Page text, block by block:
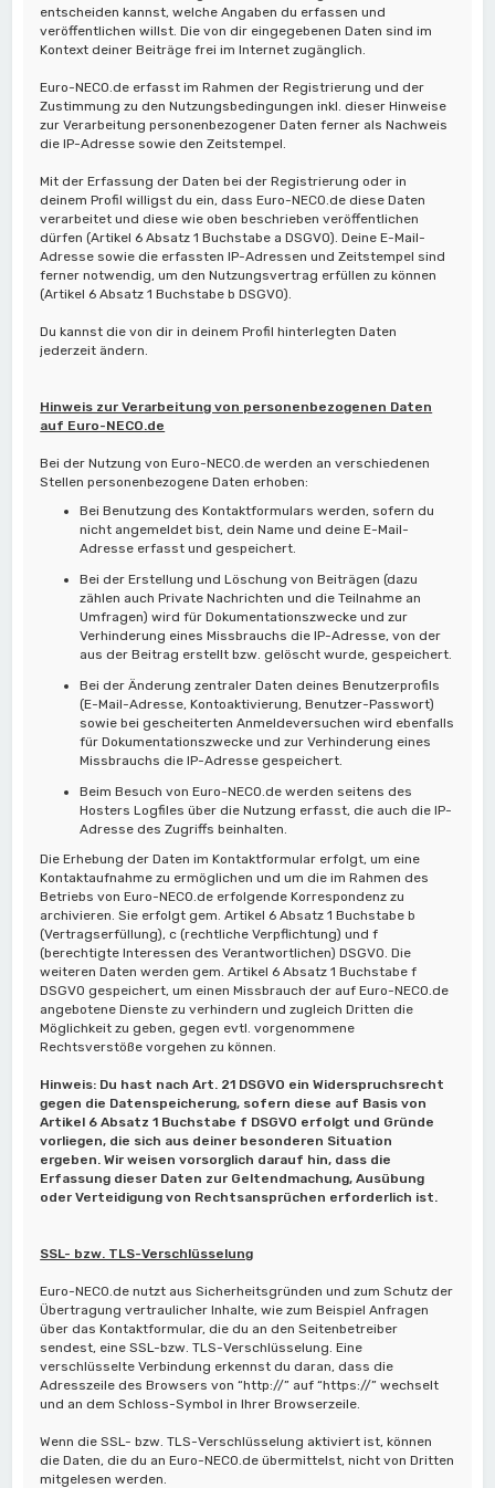
entscheiden kannst, welche Angaben du erfassen und
veröffentlichen willst. Die von dir eingegebenen Daten sind im
Kontext deiner Beiträge frei im Internet zugänglich.
Euro-NECO.de erfasst im Rahmen der Registrierung und der
Zustimmung zu den Nutzungsbedingungen inkl. dieser Hinweise
zur Verarbeitung personenbezogener Daten ferner als Nachweis
die IP-Adresse sowie den Zeitstempel.
Mit der Erfassung der Daten bei der Registrierung oder in
deinem Profil willigst du ein, dass Euro-NECO.de diese Daten
verarbeitet und diese wie oben beschrieben veröffentlichen
dürfen (Artikel 6 Absatz 1 Buchstabe a DSGVO). Deine E-Mail-
Adresse sowie die erfassten IP-Adressen und Zeitstempel sind
ferner notwendig, um den Nutzungsvertrag erfüllen zu können
(Artikel 6 Absatz 1 Buchstabe b DSGVO).
Du kannst die von dir in deinem Profil hinterlegten Daten
jederzeit ändern.
Hinweis zur Verarbeitung von personenbezogenen Daten
auf Euro-NECO.de
Bei der Nutzung von Euro-NECO.de werden an verschiedenen
Stellen personenbezogene Daten erhoben:
Bei Benutzung des Kontaktformulars werden, sofern du
nicht angemeldet bist, dein Name und deine E-Mail-
Adresse erfasst und gespeichert.
Bei der Erstellung und Löschung von Beiträgen (dazu
zählen auch Private Nachrichten und die Teilnahme an
Umfragen) wird für Dokumentationszwecke und zur
Verhinderung eines Missbrauchs die IP-Adresse, von der
aus der Beitrag erstellt bzw. gelöscht wurde, gespeichert.
Bei der Änderung zentraler Daten deines Benutzerprofils
(E-Mail-Adresse, Kontoaktivierung, Benutzer-Passwort)
sowie bei gescheiterten Anmeldeversuchen wird ebenfalls
für Dokumentationszwecke und zur Verhinderung eines
Missbrauchs die IP-Adresse gespeichert.
Beim Besuch von Euro-NECO.de werden seitens des
Hosters Logfiles über die Nutzung erfasst, die auch die IP-
Adresse des Zugriffs beinhalten.
Die Erhebung der Daten im Kontaktformular erfolgt, um eine
Kontaktaufnahme zu ermöglichen und um die im Rahmen des
Betriebs von Euro-NECO.de erfolgende Korrespondenz zu
archivieren. Sie erfolgt gem. Artikel 6 Absatz 1 Buchstabe b
(Vertragserfüllung), c (rechtliche Verpflichtung) und f
(berechtigte Interessen des Verantwortlichen) DSGVO. Die
weiteren Daten werden gem. Artikel 6 Absatz 1 Buchstabe f
DSGVO gespeichert, um einen Missbrauch der auf Euro-NECO.de
angebotene Dienste zu verhindern und zugleich Dritten die
Möglichkeit zu geben, gegen evtl. vorgenommene
Rechtsverstöße vorgehen zu können.
Hinweis: Du hast nach Art. 21 DSGVO ein Widerspruchsrecht
gegen die Datenspeicherung, sofern diese auf Basis von
Artikel 6 Absatz 1 Buchstabe f DSGVO erfolgt und Gründe
vorliegen, die sich aus deiner besonderen Situation
ergeben. Wir weisen vorsorglich darauf hin, dass die
Erfassung dieser Daten zur Geltendmachung, Ausübung
oder Verteidigung von Rechtsansprüchen erforderlich ist.
SSL- bzw. TLS-Verschlüsselung
Euro-NECO.de nutzt aus Sicherheitsgründen und zum Schutz der
Übertragung vertraulicher Inhalte, wie zum Beispiel Anfragen
über das Kontaktformular, die du an den Seitenbetreiber
sendest, eine SSL-bzw. TLS-Verschlüsselung. Eine
verschlüsselte Verbindung erkennst du daran, dass die
Adresszeile des Browsers von “http://” auf “https://” wechselt
und an dem Schloss-Symbol in Ihrer Browserzeile.
Wenn die SSL- bzw. TLS-Verschlüsselung aktiviert ist, können
die Daten, die du an Euro-NECO.de übermittelst, nicht von Dritten
mitgelesen werden.